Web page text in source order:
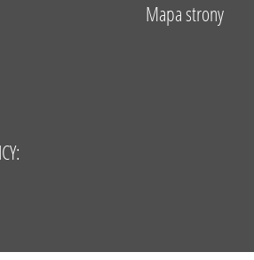
Mapa strony